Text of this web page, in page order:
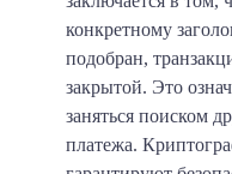
конкретному
подобран,
закрытой. Это
заняться поиском
платежа.